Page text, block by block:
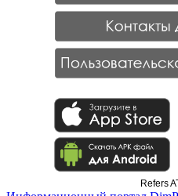
Refers